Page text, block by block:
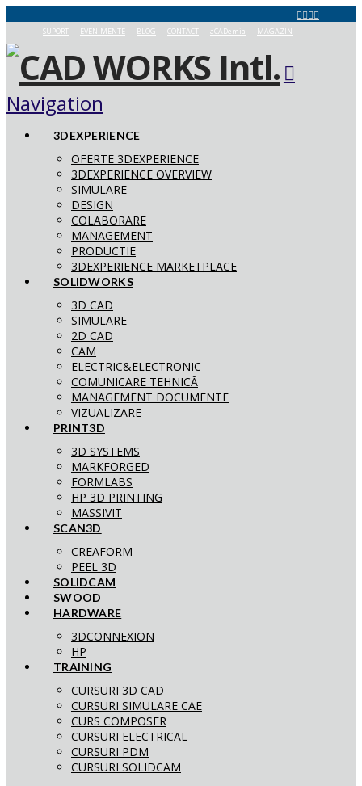
SUPORT EVENIMENTE BLOG CONTACT aCADemia MAGAZIN
Navigation
3DEXPERIENCE
OFERTE 3DEXPERIENCE
3DEXPERIENCE OVERVIEW
SIMULARE
DESIGN
COLABORARE
MANAGEMENT
PRODUCTIE
3DEXPERIENCE MARKETPLACE
SOLIDWORKS
3D CAD
SIMULARE
2D CAD
CAM
ELECTRIC&ELECTRONIC
COMUNICARE TEHNICĂ
MANAGEMENT DOCUMENTE
VIZUALIZARE
PRINT3D
3D SYSTEMS
MARKFORGED
FORMLABS
HP 3D PRINTING
MASSIVIT
SCAN3D
CREAFORM
PEEL 3D
SOLIDCAM
SWOOD
HARDWARE
3DCONNEXION
HP
TRAINING
CURSURI 3D CAD
CURSURI SIMULARE CAE
CURS COMPOSER
CURSURI ELECTRICAL
CURSURI PDM
CURSURI SOLIDCAM